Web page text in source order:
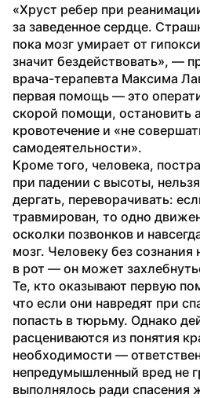
«Хруст ребер при
за заведенное сердце.
пока мозг умирает от
значит бездействовать», —
врача-терапевта Максима
первая помощь — это
скорой помощи, остановить
кровотечение и «не
самодеятельности».
Кроме того, человека,
при падении с высоты,
дергать, переворачивать:
травмирован, то одно
осколки позвонков и
мозг. Человеку без сознания
в рот — он может
Те, кто оказывают первую
что если они навредят при
попасть в тюрьму. Однако
расцениваются из понятия
необходимости —
непредумышленный вред не
выполнялось ради спасения